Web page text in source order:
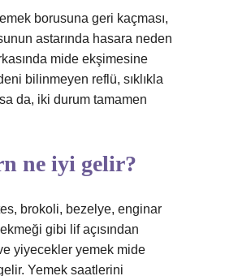
borusuna geri kaçması,
astarında hasara neden
mide ekşimesine
bilinmeyen reflü, sıklıkla
da, iki durum tamamen
ne iyi gelir?
brokoli, bezelye, enginar
gibi lif açısından
yiyecekler yemek mide
Yemek saatlerini